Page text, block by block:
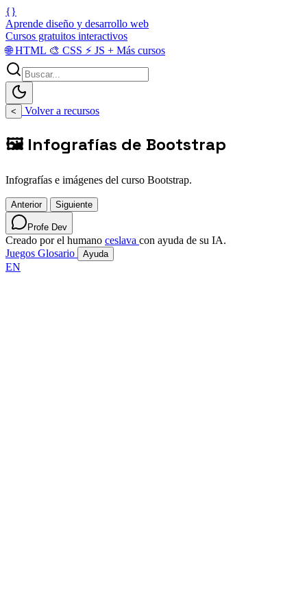
{}
Aprende diseño y desarrollo web
Cursos gratuitos interactivos
🌐HTML 🎨 CSS ⚡ JS + Más cursos
< Volver a recursos
🖼️ Infografías de Bootstrap
Infografías e imágenes del curso Bootstrap.
Anterior Siguiente
Profe Dev
Creado por el humano ceslava con ayuda de su IA.
Juegos Glosario Ayuda
EN